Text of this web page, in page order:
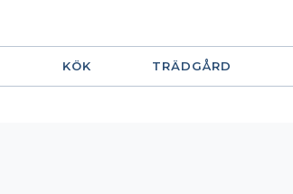
KÖK TRÄDGÅRD